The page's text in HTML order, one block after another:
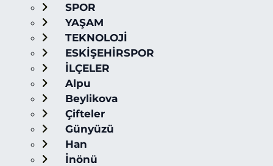
SPOR
YAŞAM
TEKNOLOJİ
ESKİŞEHİRSPOR
İLÇELER
Alpu
Beylikova
Çifteler
Günyüzü
Han
İnönü